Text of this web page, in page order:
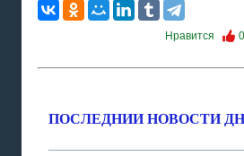
Нравится 0
ПОСЛЕДНИИ НОВОСТИ